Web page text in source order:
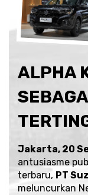
ALPHA
Jakarta, 20
antusiasme
terbaru, PT
meluncurkan